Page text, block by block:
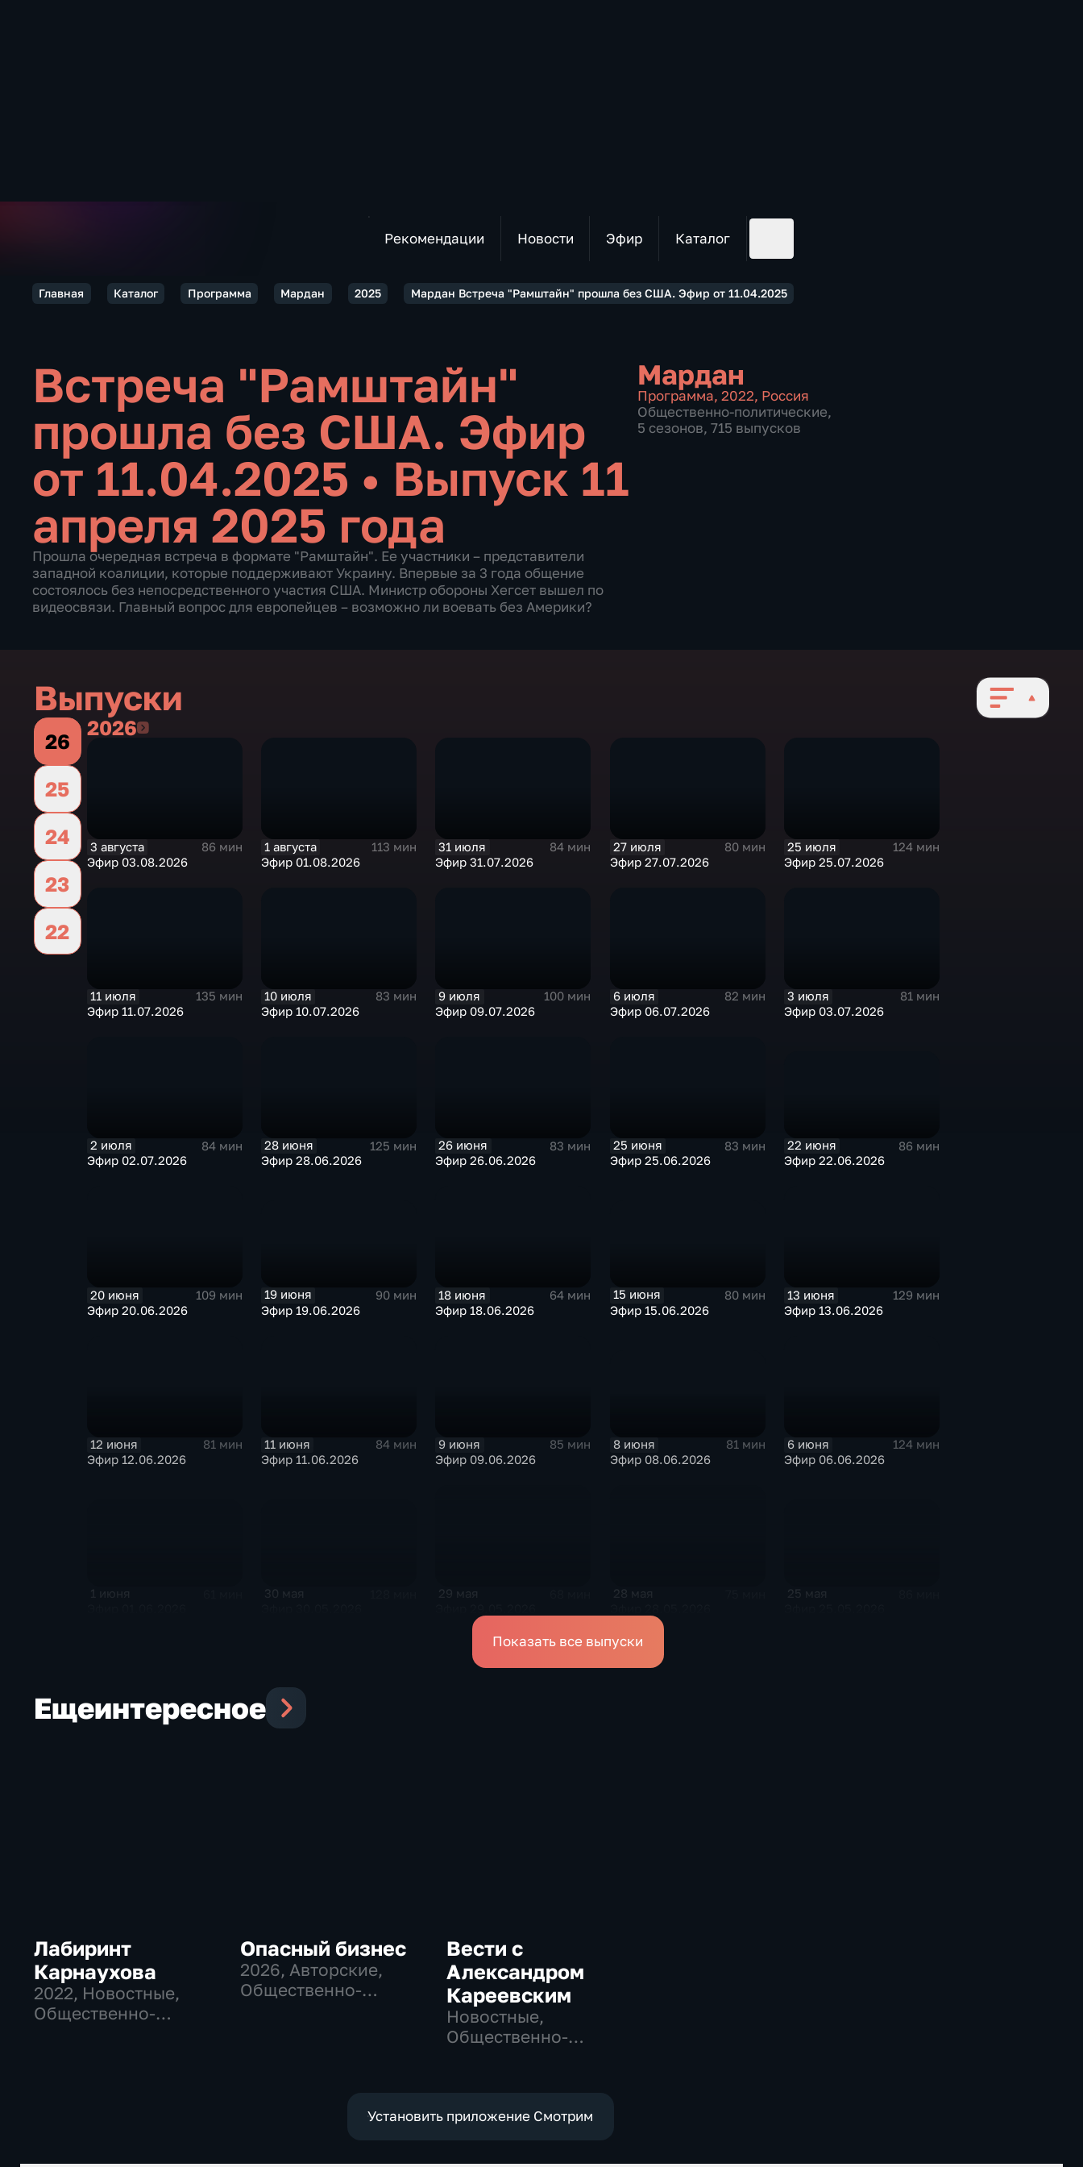
Рекомендации Новости Эфир Каталог
Главная Каталог Программа Мардан 2025 Мардан Встреча "Рамштайн" прошла без США. Эфир от 11.04.2025
Встреча "Рамштайн"
прошла без США. Эфир
от 11.04.2025 • Выпуск 11
апреля 2025 года
Прошла очередная встреча в формате "Рамштайн". Ее участники – представители
западной коалиции, которые поддерживают Украину. Впервые за 3 года общение
состоялось без непосредственного участия США. Министр обороны Хегсет вышел по
видеосвязи. Главный вопрос для европейцев – возможно ли воевать без Америки?
Мардан
Программа, 2022, Россия
Общественно-политические,
5 сезонов, 715 выпусков
Выпуски
26
25
24
23
22
20262026
3 августа
86 мин
Эфир 03.08.2026
1 августа
113 мин
Эфир 01.08.2026
31 июля
84 мин
Эфир 31.07.2026
27 июля
80 мин
Эфир 27.07.2026
25 июля
124 мин
Эфир 25.07.2026
11 июля
135 мин
Эфир 11.07.2026
10 июля
83 мин
Эфир 10.07.2026
9 июля
100 мин
Эфир 09.07.2026
6 июля
82 мин
Эфир 06.07.2026
3 июля
81 мин
Эфир 03.07.2026
2 июля
84 мин
Эфир 02.07.2026
28 июня
125 мин
Эфир 28.06.2026
26 июня
83 мин
Эфир 26.06.2026
25 июня
83 мин
Эфир 25.06.2026
22 июня
86 мин
Эфир 22.06.2026
20 июня
109 мин
Эфир 20.06.2026
19 июня
90 мин
Эфир 19.06.2026
18 июня
64 мин
Эфир 18.06.2026
15 июня
80 мин
Эфир 15.06.2026
13 июня
129 мин
Эфир 13.06.2026
12 июня
81 мин
Эфир 12.06.2026
11 июня
84 мин
Эфир 11.06.2026
9 июня
85 мин
Эфир 09.06.2026
8 июня
81 мин
Эфир 08.06.2026
6 июня
124 мин
Эфир 06.06.2026
1 июня 30 мая 29 мая 28 мая 25 мая
Показать все выпуски
Ещеинтересное
Лабиринт
Карнаухова
2022, Новостные,
Общественно-
Опасный бизнес
2026, Авторские,
Общественно-
Вести с
Александром
Кареевским
Новостные,
Общественно-
Установить приложение Смотрим